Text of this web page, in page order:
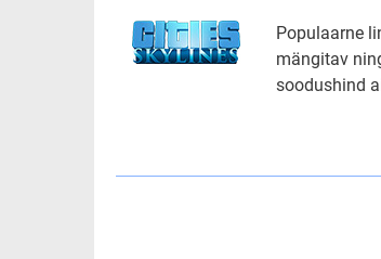
Populaarne
mängitav
soodushind